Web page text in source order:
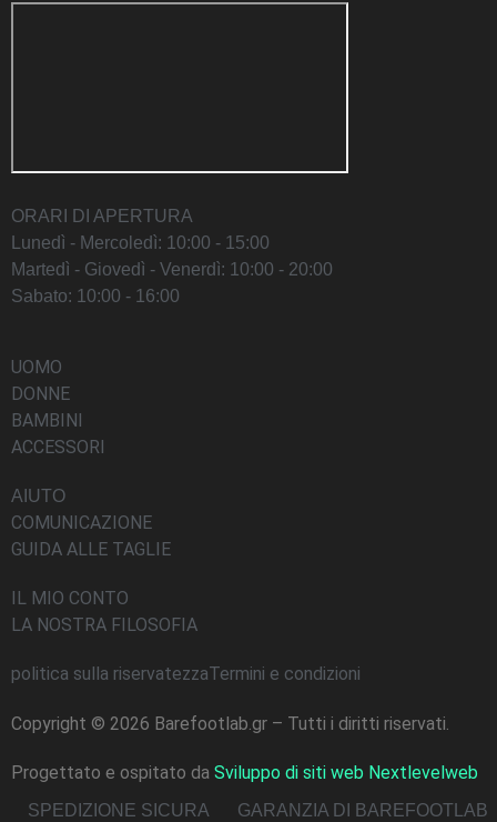
ORARI DI APERTURA
Lunedì - Mercoledì: 10:00 - 15:00
Martedì - Giovedì - Venerdì: 10:00 - 20:00
Sabato: 10:00 - 16:00
UOMO
DONNE
BAMBINI
ACCESSORI
AIUTO
COMUNICAZIONE
GUIDA ALLE TAGLIE
IL MIO CONTO
LA NOSTRA FILOSOFIA
politica sulla riservatezzaTermini e condizioni
Copyright © 2026 Barefootlab.gr – Tutti i diritti riservati.
Progettato e ospitato da Sviluppo di siti web Nextlevelweb
SPEDIZIONE SICURA
GARANZIA DI BAREFOOTLAB